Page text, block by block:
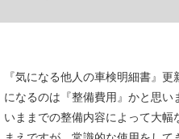
『気になる他人の車検明細書』
になるのは『整備費用』かと思い
いままでの整備内容によって大幅